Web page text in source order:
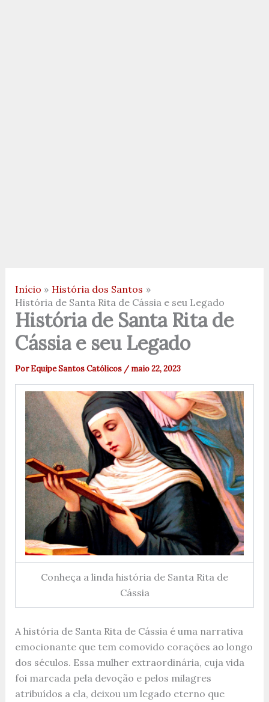
Início
História dos Santos
História de Santa Rita de Cássia e seu Legado
História de Santa Rita de
Cássia e seu Legado
PorEquipe Santos Católicos / maio 22, 2023
Conheça a linda história de Santa Rita de
Cássia
A história de Santa Rita de Cássia é uma narrativa
emocionante que tem comovido corações ao longo
dos séculos. Essa mulher extraordinária, cuja vida
foi marcada pela devoção e pelos milagres
atribuídos a ela, deixou um legado eterno que